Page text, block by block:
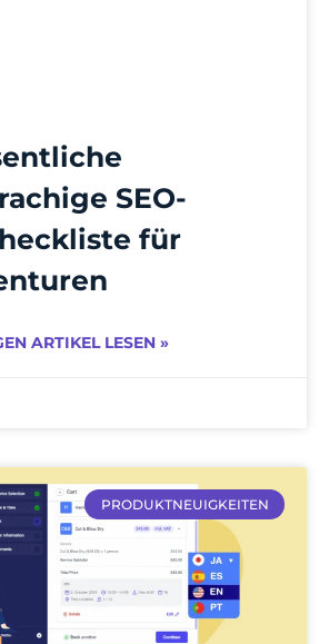
SEO-
für
ARTIKEL LESEN »
PRODUKTNEUIGKEITEN